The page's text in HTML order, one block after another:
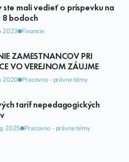
ste mali vedieť o príspevku na
8 bodoch
2023 Financie
ZAMESTNANCOV PRI
VO VEREJNOM ZÁUJME
2020 Pracovno - právne témy
taríf nepedagogických
2025 Pracovno - právne témy